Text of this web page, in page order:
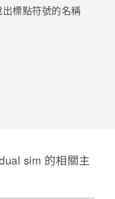
標點符號的名稱
sim 的相關主